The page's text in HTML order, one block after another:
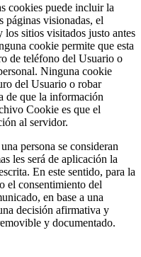
cookies puede incluir la
páginas visionadas, el
sitios visitados justo antes
cookie permite que esta
de teléfono del Usuario o
Ninguna cookie
del Usuario o robar
de que la información
Cookie es que el
al servidor.
persona se consideran
les será de aplicación la
En este sentido, para la
el consentimiento del
en base a una
decisión afirmativa y
y documentado.